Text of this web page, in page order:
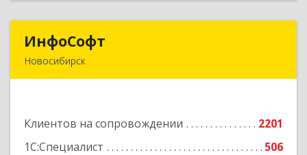
ИнфоСофт
Новосибирск
Клиентов на сопровождении
2201
1С:Специалист
506
Подробнее